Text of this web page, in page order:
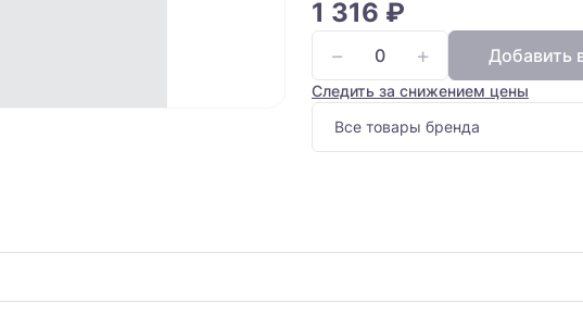
1 316 ₽
− + Добавить
Следить за снижением цены
Все товары бренда